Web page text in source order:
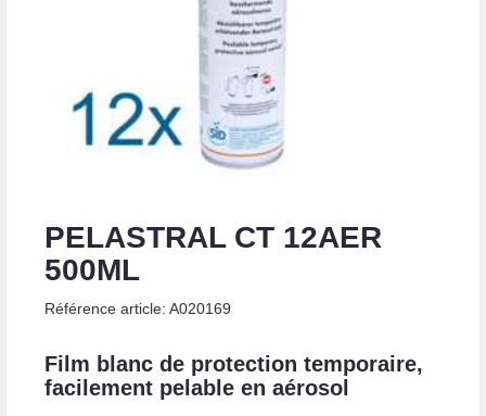
PELASTRAL CT 12AER
500ML
Référence article: A020169
Film blanc de protection temporaire,
facilement pelable en aérosol